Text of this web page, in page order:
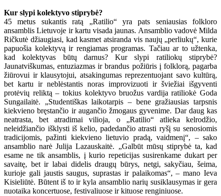
Kur slypi kolektyvo stiprybė?
45 metus sukantis ratą „Ratilio“ yra pats seniausias folkloro
ansamblis Lietuvoje ir kartu visada jaunas. Ansamblio vadovė Milda
Ričkutė džiaugiasi, kad kasmet atsiranda vis naujų „perliukų“, kurie
papuošia kolektyvą ir rengiamas programas. Tačiau ar to užtenka,
kad kolektyvas būtų darnus? Kur slypi ratiliokų stiprybė?
Jaunatviškumas, entuziazmas ir brandus požiūris į folklorą, pagarba
žiūrovui ir klausytojui, atsakingumas reprezentuojant savo kultūrą,
bet kartu ir neblėstantis noras improvizuoti ir šviežiai išgyventi
protėvių reliktą – tokius kolektyvo bruožus vardija ratiliokė Goda
Sungailaitė. „Studentiškas laikotarpis – bene gražiausias tarpsnis
kiekvieno bręstančio ir augančio žmogaus gyvenime. Dar daug kas
neatrasta, bet atradimai vilioja, o „Ratilio“ atlieka kelrodžio,
neleidžiančio išklysti iš kelio, padedančio atrasti ryšį su senosiomis
tradicijomis, pažinti kiekvieno lietuvio pradą, vaidmenį“, – sako
ansamblio narė Julija Lazauskaitė. „Galbūt mūsų stiprybė ta, kad
esame ne tik ansamblis, į kurio repeticijas susirenkame dukart per
savaitę, bet ir labai didelis draugų būrys, netgi, sakyčiau, šeima,
kurioje gali jaustis saugus, suprastas ir palaikomas“, – mano Ieva
Kisieliūtė. Būtent iš to ir kyla ansamblio narių susiklausymas ir gera
nuotaika koncertuose, festivaliuose ir kituose renginiuose.